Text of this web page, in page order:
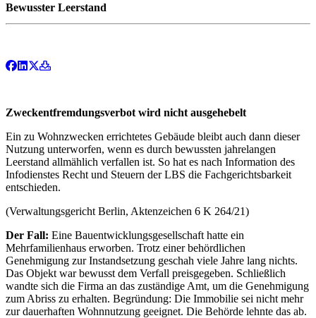
Bewusster Leerstand
Zweckentfremdungsverbot wird nicht ausgehebelt
Ein zu Wohnzwecken errichtetes Gebäude bleibt auch dann dieser
Nutzung unterworfen, wenn es durch bewussten jahrelangen
Leerstand allmählich verfallen ist. So hat es nach Information des
Infodienstes Recht und Steuern der LBS die Fachgerichtsbarkeit
entschieden.
(Verwaltungsgericht Berlin, Aktenzeichen 6 K 264/21)
Der Fall: Eine Bauentwicklungsgesellschaft hatte ein
Mehrfamilienhaus erworben. Trotz einer behördlichen
Genehmigung zur Instand­setzung geschah viele Jahre lang nichts.
Das Objekt war bewusst dem Verfall preisgegeben. Schließlich
wandte sich die Firma an das zuständige Amt, um die Genehmigung
zum Abriss zu erhalten. Begründung: Die Immobilie sei nicht mehr
zur dauerhaften Wohnnutzung geeignet. Die Behörde lehnte das ab.